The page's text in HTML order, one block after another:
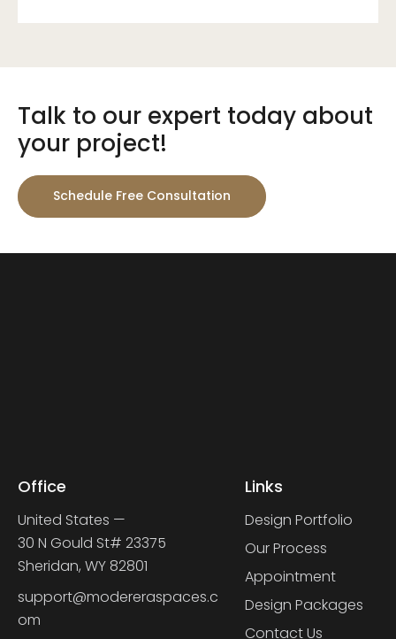
Talk to our expert today about
your project!
Schedule Free Consultation
Office
United States —
30 N Gould St# 23375
Sheridan, WY 82801
support@modereraspaces.c
om
Links
Design Portfolio
Our Process
Appointment
Design Packages
Contact Us